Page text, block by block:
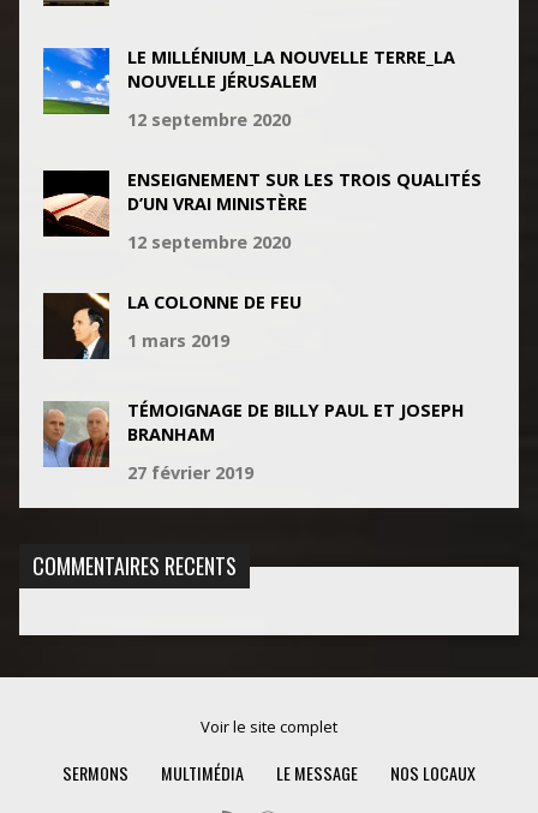
LE MILLÉNIUM_LA NOUVELLE TERRE_LA
NOUVELLE JÉRUSALEM
12 septembre 2020
ENSEIGNEMENT SUR LES TROIS QUALITÉS
D’UN VRAI MINISTÈRE
12 septembre 2020
LA COLONNE DE FEU
1 mars 2019
TÉMOIGNAGE DE BILLY PAUL ET JOSEPH
BRANHAM
27 février 2019
COMMENTAIRES RECENTS
Voir le site complet
SERMONS MULTIMÉDIA LE MESSAGE NOS LOCAUX